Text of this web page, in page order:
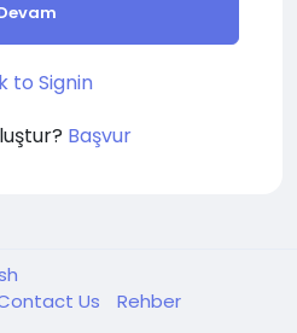
to Signin
Başvur
Us Rehber